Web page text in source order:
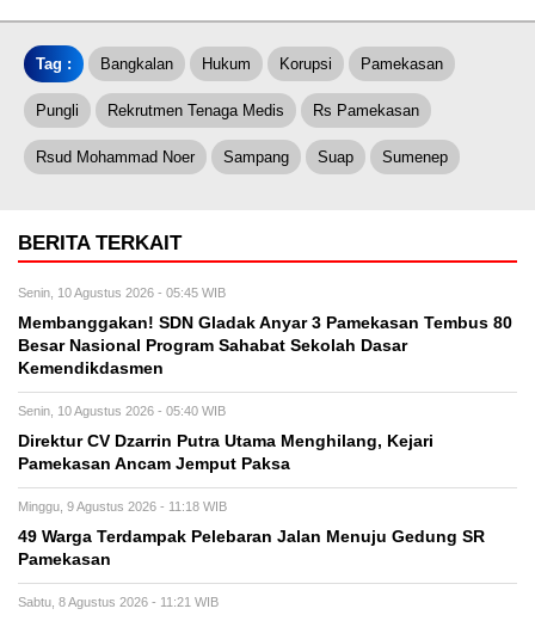
Tag : Bangkalan Hukum Korupsi Pamekasan
Pungli Rekrutmen Tenaga Medis Rs Pamekasan
Rsud Mohammad Noer Sampang Suap Sumenep
BERITA TERKAIT
Senin, 10 Agustus 2026 - 05:45 WIB
Membanggakan! SDN Gladak Anyar 3 Pamekasan Tembus 80
Besar Nasional Program Sahabat Sekolah Dasar
Kemendikdasmen
Senin, 10 Agustus 2026 - 05:40 WIB
Direktur CV Dzarrin Putra Utama Menghilang, Kejari
Pamekasan Ancam Jemput Paksa
Minggu, 9 Agustus 2026 - 11:18 WIB
49 Warga Terdampak Pelebaran Jalan Menuju Gedung SR
Pamekasan
Sabtu, 8 Agustus 2026 - 11:21 WIB